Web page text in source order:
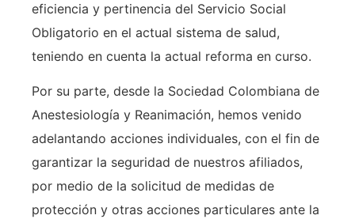
eficiencia y pertinencia del Servicio Social
Obligatorio en el actual sistema de salud,
teniendo en cuenta la actual reforma en curso.
Por su parte, desde la Sociedad Colombiana de
Anestesiología y Reanimación, hemos venido
adelantando acciones individuales, con el fin de
garantizar la seguridad de nuestros afiliados,
por medio de la solicitud de medidas de
protección y otras acciones particulares ante la